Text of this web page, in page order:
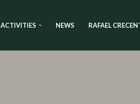
ACTIVITIES NEWS RAFAEL